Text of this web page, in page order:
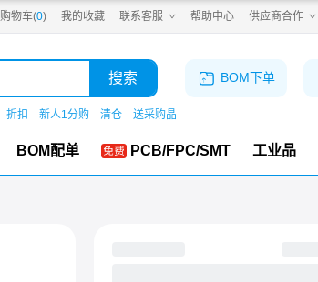
购物车(0) 我的收藏 联系客服 帮助中心 供应商合作
搜索
折扣 新人1分购 清仓 送采购晶
BOM下单
BOM配单 PCB/FPC/SMT 工业品